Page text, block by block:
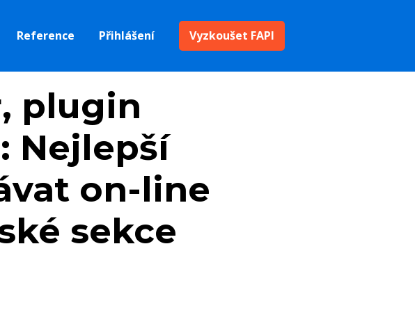
Reference Přihlášení Vyzkoušet FAPI
plugin
Nejlepší
on-line
sekce